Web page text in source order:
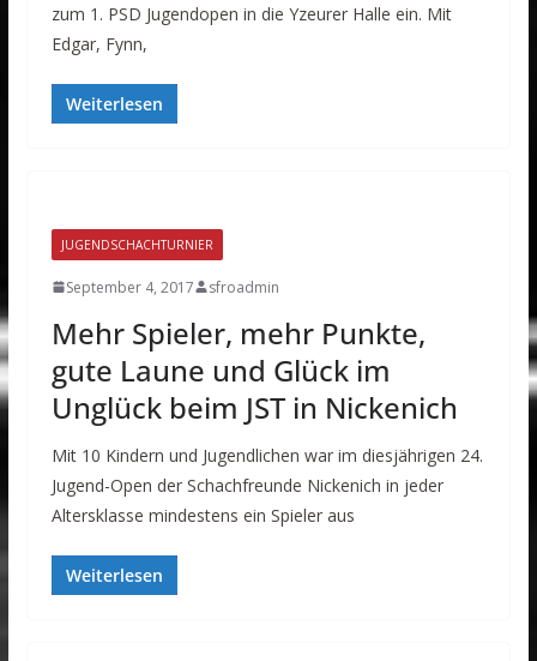
zum 1. PSD Jugendopen in die Yzeurer Halle ein. Mit
Edgar, Fynn,
Weiterlesen
JUGENDSCHACHTURNIER
September 4, 2017 sfroadmin
Mehr Spieler, mehr Punkte,
gute Laune und Glück im
Unglück beim JST in Nickenich
Mit 10 Kindern und Jugendlichen war im diesjährigen 24.
Jugend-Open der Schachfreunde Nickenich in jeder
Altersklasse mindestens ein Spieler aus
Weiterlesen